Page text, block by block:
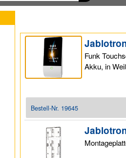
Funk
Akku, in
Bestell-Nr. 19645